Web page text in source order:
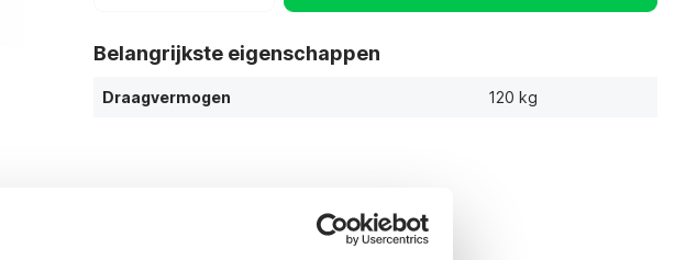
Belangrijkste eigenschappen
Draagvermogen 120 kg